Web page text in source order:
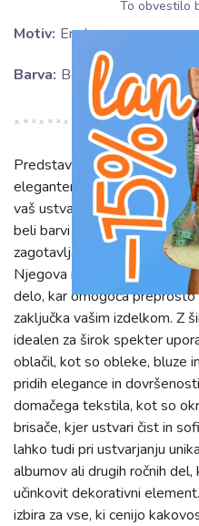
Motiv: Enobarvno
Barva: Bela
Predstavljamo Madeira
eleganten in vsestranski
vaš ustvarjalni projekt. Ta
beli barvi je izdelan iz 100%
zagotavlja izjemno
Njegova naravna vlakna so
delo, kar omogoča
zaključka vašim izdelkom. Z
idealen za širok spekter
oblačil, kot so obleke, bluze
pridih elegance in
domačega tekstila, kot so
brisače, kjer ustvari čist in
lahko tudi pri ustvarjanju
albumov ali drugih ročnih
učinkovit dekorativni
izbira za vse, ki cenijo
To obvestilo